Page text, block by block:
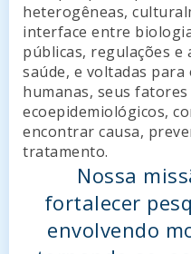
heterogêneas,
interface entre
públicas, regulações e
saúde, e voltadas para
humanas, seus
ecoepidemiológicos,
encontrar causa,
tratamento.
Nossa
fortalecer
envolvendo